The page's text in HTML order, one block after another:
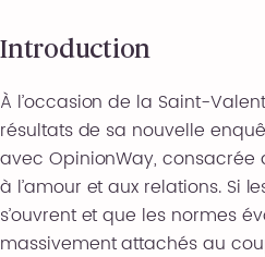
Introduction
À l’occasion de la Saint-
résultats de sa nouvelle
avec OpinionWay,
à l’amour et aux relations. Si
s’ouvrent et que les normes
massivement attachés au